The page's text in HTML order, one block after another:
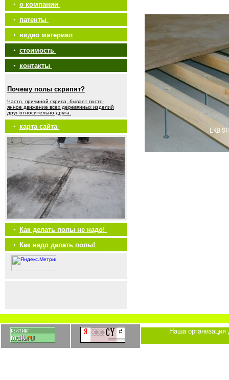
• о компании
• патенты
• видео материал
• стоимость
• контакты
Почему полы скрипят?
Часто, причиной скрипа, бывает посто-
янное движение всех деревянных изделий
друг относительно друга.
• карта сайта
•
Как делать полы не надо!
•
Как надо делать полы!
Наша